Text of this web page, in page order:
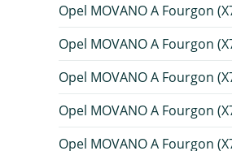
Opel MOVANO A Fourgon
Opel MOVANO A Fourgon
Opel MOVANO A Fourgon
Opel MOVANO A Fourgon
Opel MOVANO A Fourgon